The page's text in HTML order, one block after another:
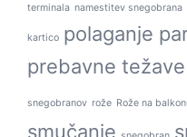
terminala namestitev snegobrana
kartico polaganje
prebavne težave
snegobranov rože Rože na
smučanje